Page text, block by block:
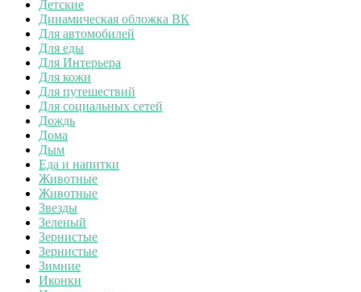
Детские
Динамическая обложка ВК
Для автомобилей
Для еды
Для Интерьера
Для кожи
Для путешествий
Для социальных сетей
Дождь
Дома
Дым
Еда и напитки
Животные
Животные
Звезды
Зеленый
Зернистые
Зернистые
Зимние
Иконки